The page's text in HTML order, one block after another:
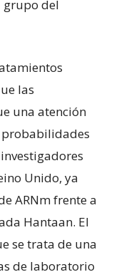
grupo del
las
una atención
probabilidades
Unido, ya
ARNm frente a
Hantaan. El
se trata de una
de laboratorio